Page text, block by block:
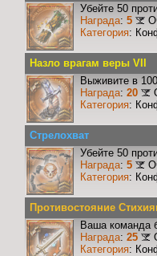
Убейте 50
Награда: 5
Категория:
Назло врагам веры VII
Выживите в
Награда: 20
Категория:
Стрелохват
Убейте 50
Награда: 5
Категория:
Противостояние
Ваша команда
Награда: 25
Категория: